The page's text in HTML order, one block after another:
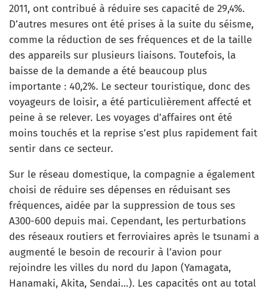
2011, ont contribué à réduire ses capacité de 29,4%.
D’autres mesures ont été prises à la suite du séisme,
comme la réduction de ses fréquences et de la taille
des appareils sur plusieurs liaisons. Toutefois, la
baisse de la demande a été beaucoup plus
importante : 40,2%. Le secteur touristique, donc des
voyageurs de loisir, a été particulièrement affecté et
peine à se relever. Les voyages d’affaires ont été
moins touchés et la reprise s’est plus rapidement fait
sentir dans ce secteur.
Sur le réseau domestique, la compagnie a également
choisi de réduire ses dépenses en réduisant ses
fréquences, aidée par la suppression de tous ses
A300-600 depuis mai. Cependant, les perturbations
des réseaux routiers et ferroviaires après le tsunami a
augmenté le besoin de recourir à l’avion pour
rejoindre les villes du nord du Japon (Yamagata,
Hanamaki, Akita, Sendai…). Les capacités ont au total